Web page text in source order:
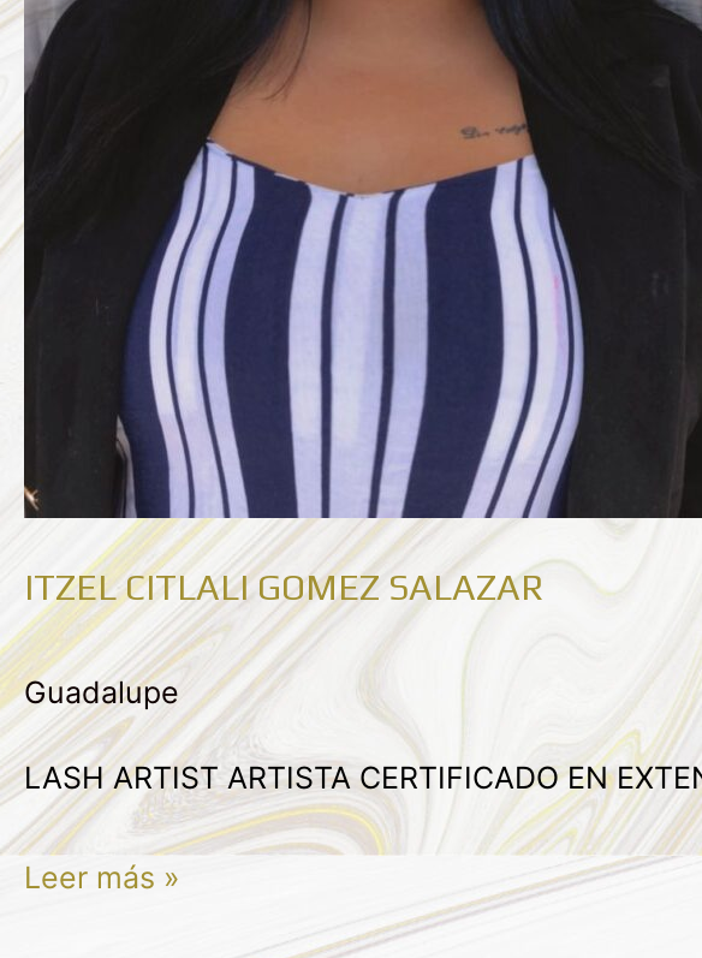
ITZEL CITLALI GOMEZ SALAZAR
Guadalupe
LASH ARTIST ARTISTA CERTIFICADO EN
Leer más »